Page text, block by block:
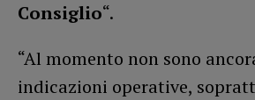
Consiglio“.
“Al momento non sono
indicazioni operative,